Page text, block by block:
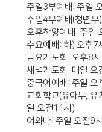
주일3부예배: 주일
주일4부예배(청년부
오후찬양예배: 주일
수요예배: 하) 오후7
금요기도회: 오후8시
새벽기도회: 매일 오
중국어예배: 주일 오
교회학교(유아부, 유
일 오전11시)
어와나: 주일 오전9